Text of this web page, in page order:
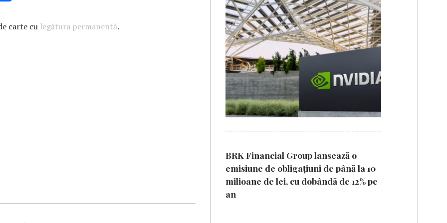
carte cu legătura permanentă.
BRK Financial Group lansează o
emisiune de obligațiuni de până la 10
milioane de lei, cu dobândă de 12% pe
an